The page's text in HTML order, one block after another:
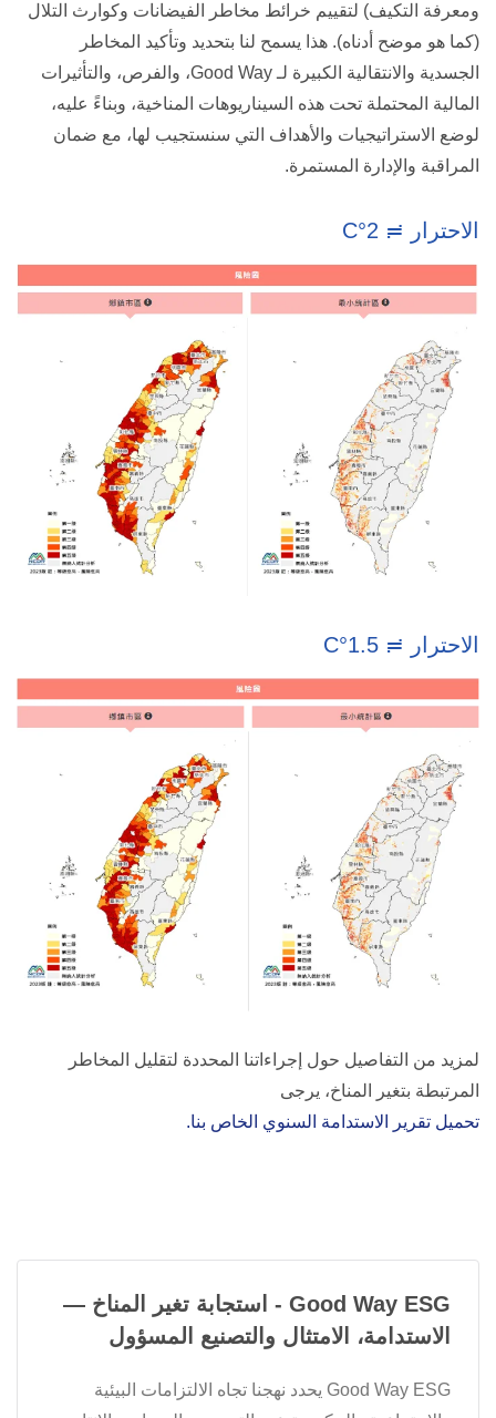
ومعرفة التكيف) لتقييم خرائط مخاطر الفيضانات وكوارث التلال
(كما هو موضح أدناه). هذا يسمح لنا بتحديد وتأكيد المخاطر
الجسدية والانتقالية الكبيرة لـ Good Way، والفرص، والتأثيرات
المالية المحتملة تحت هذه السيناريوهات المناخية، وبناءً عليه،
لوضع الاستراتيجيات والأهداف التي سنستجيب لها، مع ضمان
المراقبة والإدارة المستمرة.
الاحترار ≒ 2°C
الاحترار ≒ 1.5°C
لمزيد من التفاصيل حول إجراءاتنا المحددة لتقليل المخاطر
المرتبطة بتغير المناخ، يرجى
تحميل تقرير الاستدامة السنوي الخاص بنا.
Good Way ESG - استجابة تغير المناخ —
الاستدامة، الامتثال والتصنيع المسؤول
Good Way ESG يحدد نهجنا تجاه الالتزامات البيئية